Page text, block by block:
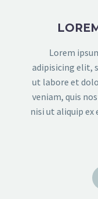
Lorem
adipisicing elit,
ut labore et
veniam, quis
nisi ut aliquip ex